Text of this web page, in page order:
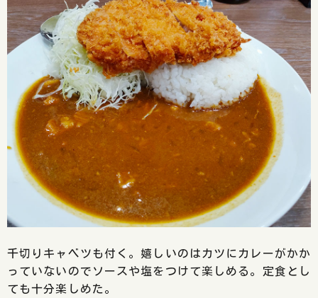
千切りキャベツも付く。嬉しいのはカツにカレーがかか
っていないのでソースや塩をつけて楽しめる。定食とし
ても十分楽しめた。